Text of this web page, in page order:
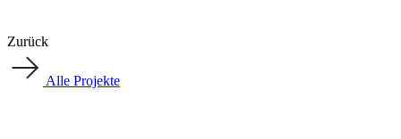
Zurück
Alle Projekte